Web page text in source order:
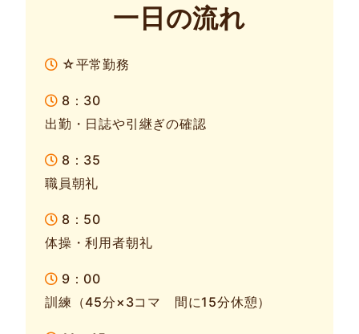
一日の流れ
☆平常勤務
8：30
出勤・日誌や引継ぎの確認
8：35
職員朝礼
8：50
体操・利用者朝礼
9：00
訓練（45分×3コマ 間に15分休憩）